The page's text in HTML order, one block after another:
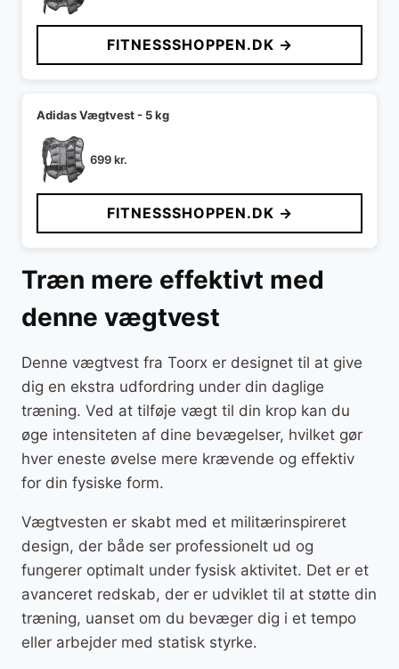
FITNESSSHOPPEN.DK →
Adidas Vægtvest - 5 kg
699kr.
FITNESSSHOPPEN.DK →
Træn mere effektivt med
denne vægtvest
Denne vægtvest fra Toorx er designet til at give
dig en ekstra udfordring under din daglige
træning. Ved at tilføje vægt til din krop kan du
øge intensiteten af dine bevægelser, hvilket gør
hver eneste øvelse mere krævende og effektiv
for din fysiske form.
Vægtvesten er skabt med et militærinspireret
design, der både ser professionelt ud og
fungerer optimalt under fysisk aktivitet. Det er et
avanceret redskab, der er udviklet til at støtte din
træning, uanset om du bevæger dig i et tempo
eller arbejder med statisk styrke.